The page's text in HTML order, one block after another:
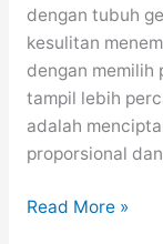
dengan tubuh
kesulitan
dengan memilih
tampil lebih
adalah
proporsional
10
Read More »